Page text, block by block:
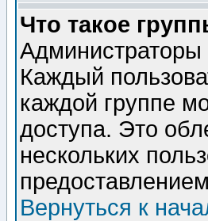
Что такое
Администраторы
Каждый
каждой группе
доступа. Это
нескольких
Вернуться к